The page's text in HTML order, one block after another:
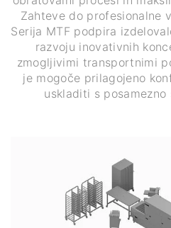
Zahteve do profesionalne
Serija MTF podpira
razvoju inovativnih
zmogljivimi transportnimi
je mogoče prilagojeno
uskladiti s